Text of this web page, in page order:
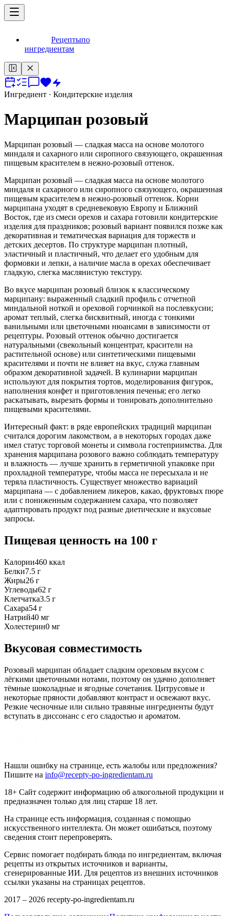
Рецептыпо
ингредиентам
Ингредиент · Кондитерские изделия
Марципан розовый
Марципан розовый — сладкая масса на основе молотого
миндаля и сахарного или сиропного связующего, окрашенная
пищевым красителем в нежно-розовый оттенок.
Марципан розовый — сладкая масса на основе молотого
миндаля и сахарного или сиропного связующего, окрашенная
пищевым красителем в нежно-розовый оттенок. Корни
марципана уходят в средневековую Европу и Ближний
Восток, где из смеси орехов и сахара готовили кондитерские
изделия для праздников; розовый вариант появился позже как
декоративная и тематическая вариация для торжеств и
детских десертов. По структуре марципан плотный,
эластичный и пластичный, что делает его удобным для
формовки и лепки, а наличие масла в орехах обеспечивает
гладкую, слегка маслянистую текстуру.
Во вкусе марципан розовый близок к классическому
марципану: выраженный сладкий профиль с отчетной
миндальной ноткой и ореховой горчинкой на послевкусии;
аромат теплый, слегка бисквитный, иногда с тонкими
ванильными или цветочными нюансами в зависимости от
рецептуры. Розовый оттенок обычно достигается
натуральными (свекольный концентрат, красители на
растительной основе) или синтетическими пищевыми
красителями и почти не влияет на вкус, служа главным
образом декоративной задачей. В кулинарии марципан
используют для покрытия тортов, моделирования фигурок,
наполнения конфет и приготовления печенья; его легко
раскатывать, вырезать формы и тонировать дополнительно
пищевыми красителями.
Интересный факт: в ряде европейских традиций марципан
считался дорогим лакомством, а в некоторых городах даже
имел статус торговой монеты и символа гостеприимства. Для
хранения марципана розового важно соблюдать температуру
и влажность — лучше хранить в герметичной упаковке при
прохладной температуре, чтобы масса не пересыхала и не
теряла пластичность. Существует множество вариаций
марципана — с добавлением ликеров, какао, фруктовых пюре
или с пониженным содержанием сахара, что позволяет
адаптировать продукт под разные диетические и вкусовые
запросы.
Пищевая ценность на 100 г
Калории460 ккал
Белки7.5 г
Жиры26 г
Углеводы62 г
Клетчатка3.5 г
Сахара54 г
Натрий40 мг
Холестерин0 мг
Вкусовая совместимость
Розовый марципан обладает сладким ореховым вкусом с
лёгкими цветочными нотами, поэтому он удачно дополняет
тёмные шоколадные и ягодные сочетания. Цитрусовые и
некоторые пряности добавляют контраст и освежают вкус.
Резкие чесночные или сильно травяные ингредиенты будут
вступать в диссонанс с его сладостью и ароматом.
Нашли ошибку на странице, есть жалобы или предложения?
Пишите на info@recepty-po-ingredientam.ru
18+ Сайт содержит информацию об алкогольной продукции и
предназначен только для лиц старше 18 лет.
На странице есть информация, созданная с помощью
искусственного интеллекта. Он может ошибаться, поэтому
сведения стоит перепроверять.
Сервис помогает подбирать блюда по ингредиентам, включая
рецепты из открытых источников и варианты,
сгенерированные ИИ. Для рецептов из внешних источников
ссылки указаны на страницах рецептов.
2017 – 2026 recepty-po-ingredientam.ru